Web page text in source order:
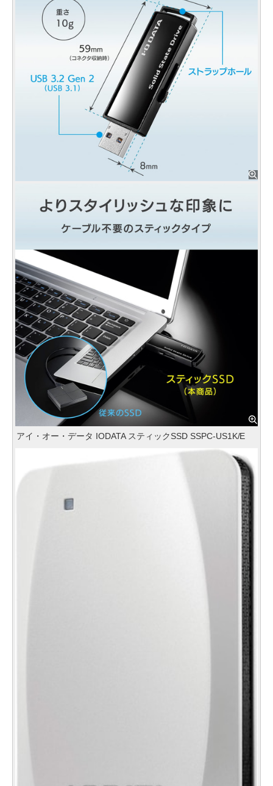
アイ・オー・データ IODATA スティックSSD SSPC-US1K/E